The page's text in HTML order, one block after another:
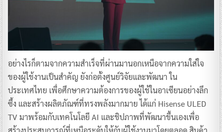
อย่างไรก็ตามจากความสำเร็จที่ผ่านมานอกเหนือจากความใส่ใจ
ของผู้ใช้งานเป็นสำคัญ ยังก่อตั้งศูนย์วิจัยและพัฒนา ใน
ประเทศไทย เพื่อศึกษาความต้องการของผู้ใช้ในอาเซียนอย่างลึก
ซึ้ง และสร้างผลิตภัณฑ์ที่ทรงพลังมากมาย ได้แก่ Hisense ULED
TV มาพร้อมกับเทคโนโลยี AI และชิปภาพที่พัฒนาขึ้นเองเพื่อ